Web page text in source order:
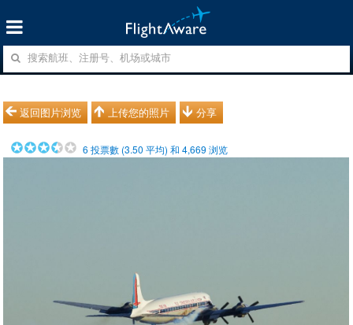
返回图片浏览 上传您的照片 分享
6 投票數 (3.50 平均) 和4,669 浏览